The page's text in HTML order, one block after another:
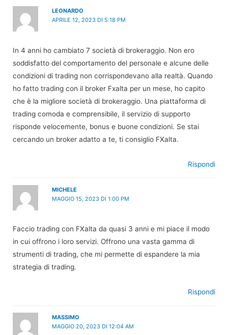
LEONARDO
APRILE 12, 2023 DI 5:18 PM
In 4 anni ho cambiato 7 società di brokeraggio. Non ero
soddisfatto del comportamento del personale e alcune delle
condizioni di trading non corrispondevano alla realtà. Quando
ho fatto trading con il broker Fxalta per un mese, ho capito
che è la migliore società di brokeraggio. Una piattaforma di
trading comoda e comprensibile, il servizio di supporto
risponde velocemente, bonus e buone condizioni. Se stai
cercando un broker adatto a te, ti consiglio FXalta.
Rispondi
MICHELE
MAGGIO 15, 2023 DI 1:00 PM
Faccio trading con FXalta da quasi 3 anni e mi piace il modo
in cui offrono i loro servizi. Offrono una vasta gamma di
strumenti di trading, che mi permette di espandere la mia
strategia di trading.
Rispondi
MASSIMO
MAGGIO 20, 2023 DI 12:04 AM